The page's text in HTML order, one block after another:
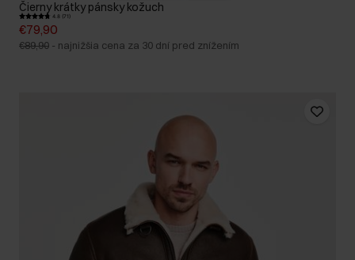
Čierny krátky pánsky kožuch
4.8 (71)
€79,90
€89,90 - najnižšia cena za 30 dní pred znížením